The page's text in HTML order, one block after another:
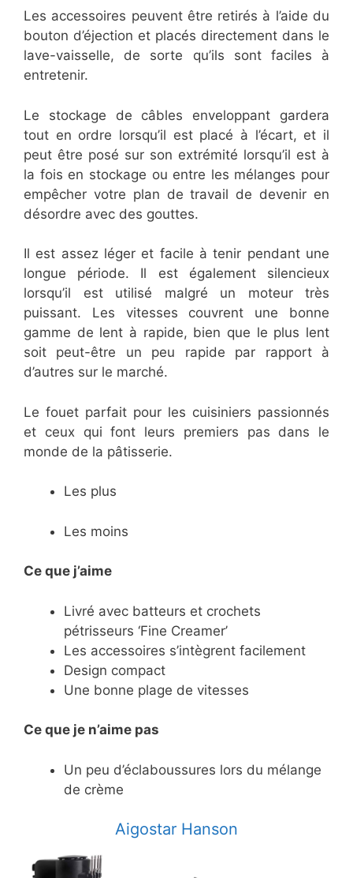
Les accessoires peuvent être retirés à l’aide du
bouton d’éjection et placés directement dans le
lave-vaisselle, de sorte qu’ils sont faciles à
entretenir.
Le stockage de câbles enveloppant gardera
tout en ordre lorsqu’il est placé à l’écart, et il
peut être posé sur son extrémité lorsqu’il est à
la fois en stockage ou entre les mélanges pour
empêcher votre plan de travail de devenir en
désordre avec des gouttes.
Il est assez léger et facile à tenir pendant une
longue période. Il est également silencieux
lorsqu’il est utilisé malgré un moteur très
puissant. Les vitesses couvrent une bonne
gamme de lent à rapide, bien que le plus lent
soit peut-être un peu rapide par rapport à
d’autres sur le marché.
Le fouet parfait pour les cuisiniers passionnés
et ceux qui font leurs premiers pas dans le
monde de la pâtisserie.
Les plus
Les moins
Ce que j’aime
Livré avec batteurs et crochets
pétrisseurs ‘Fine Creamer’
Les accessoires s’intègrent facilement
Design compact
Une bonne plage de vitesses
Ce que je n’aime pas
Un peu d’éclaboussures lors du mélange
de crème
​Aigostar Hanson